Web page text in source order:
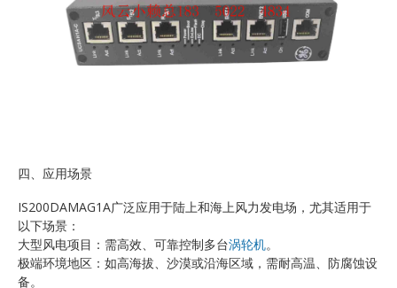
四、应用场景
IS200DAMAG1A广泛应用于陆上和海上风力发电场，尤其适用于
以下场景：
大型风电项目：需高效、可靠控制多台涡轮机。
极端环境地区：如高海拔、沙漠或沿海区域，需耐高温、防腐蚀设
备。